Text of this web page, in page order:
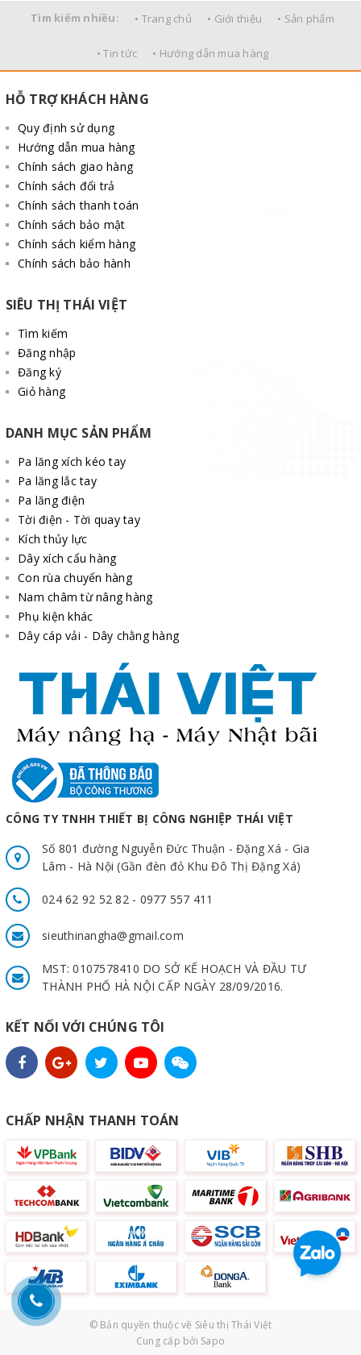
Có khả năng giữ cho dây luôn căng & hấp thụ chống sốc cao
Bền bỉ với mọi điều kiện thời tiết.
Móc khóa siết chặt đảm bảo hàng hóa không bị rung lắc trong
quá trình vận chuyển
Dây tăng vải với chất sợi polyester mềm mịn không gây trầy
xước hàng hóa trong quá trình vận chuyển như các dây cáp
thép, dây xích.
Tìm kiếm nhiều: • Trang chủ • Giới thiệu • Sản phẩm
• Tin tức • Hướng dẫn mua hàng
HỖ TRỢ KHÁCH HÀNG
Quy định sử dụng
Hướng dẫn mua hàng
Chính sách giao hàng
Chính sách đổi trả
Chính sách thanh toán
Chính sách bảo mật
Chính sách kiểm hàng
Chính sách bảo hành
SIÊU THỊ THÁI VIỆT
Tìm kiếm
Đăng nhập
Đăng ký
Giỏ hàng
DANH MỤC SẢN PHẨM
Pa lăng xích kéo tay
Pa lăng lắc tay
Pa lăng điện
Tời điện - Tời quay tay
Kích thủy lực
Dây xích cẩu hàng
Con rùa chuyển hàng
Nam châm từ nâng hàng
Phụ kiện khác
Dây cáp vải - Dây chằng hàng
CÔNG TY TNHH THIẾT BỊ CÔNG NGHIỆP THÁI VIỆT
Số 801 đường Nguyễn Đức Thuận - Đặng Xá - Gia
Lâm - Hà Nội (Gần đèn đỏ Khu Đô Thị Đặng Xá)
024 62 92 52 82 - 0977 557 411
sieuthinangha@gmail.com
MST: 0107578410 DO SỞ KẾ HOẠCH VÀ ĐẦU TƯ
THÀNH PHỐ HÀ NỘI CẤP NGÀY 28/09/2016.
KẾT NỐI VỚI CHÚNG TÔI
CHẤP NHẬN THANH TOÁN
© Bản quyền thuộc về Siêu thị Thái Việt
Cung cấp bởi Sapo